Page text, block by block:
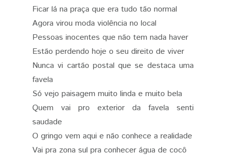
Ficar lá na praça que era tudo tão normal
Agora virou moda violência no local
Pessoas inocentes que não tem nada haver
Estão perdendo hoje o seu direito de viver
Nunca vi cartão postal que se destaca uma
favela
Só vejo paisagem muito linda e muito bela
Quem vai pro exterior da favela senti
saudade
O gringo vem aqui e não conhece a realidade
Vai pra zona sul pra conhecer água de cocô